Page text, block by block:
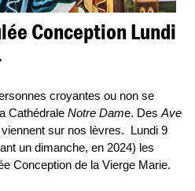
Conception Lundi
croyantes ou non se
Cathédrale Notre Dame. Des Ave
viennent sur nos lèvres. Lundi 9
un dimanche, en 2024) les
Conception de la Vierge Marie.